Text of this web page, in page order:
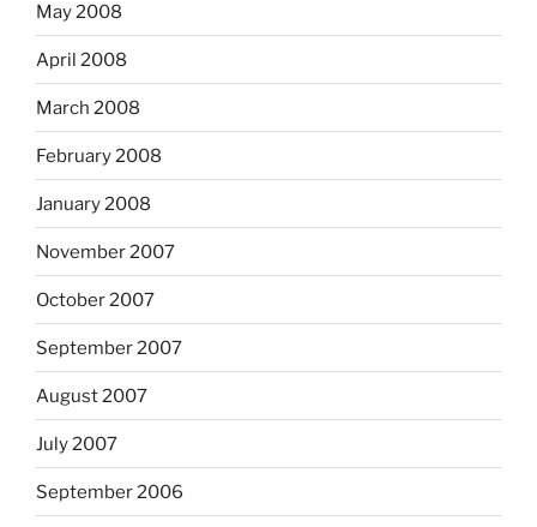
May 2008
April 2008
March 2008
February 2008
January 2008
November 2007
October 2007
September 2007
August 2007
July 2007
September 2006